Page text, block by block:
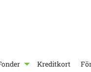
Kreditkort